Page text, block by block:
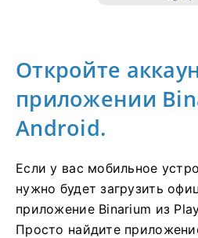
Откройте
приложении
Android.
Если у вас мобильное
нужно будет загрузить
приложение Binarium из
Просто найдите